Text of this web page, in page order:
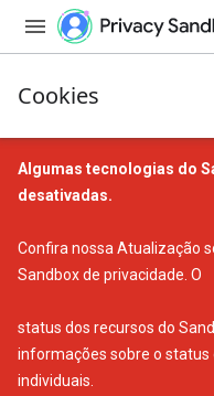
Cookies
Algumas tecnologias do
desativadas.
Confira nossa Atualização
Sandbox de privacidade . O
status dos recursos do
informações sobre o status
individuais.